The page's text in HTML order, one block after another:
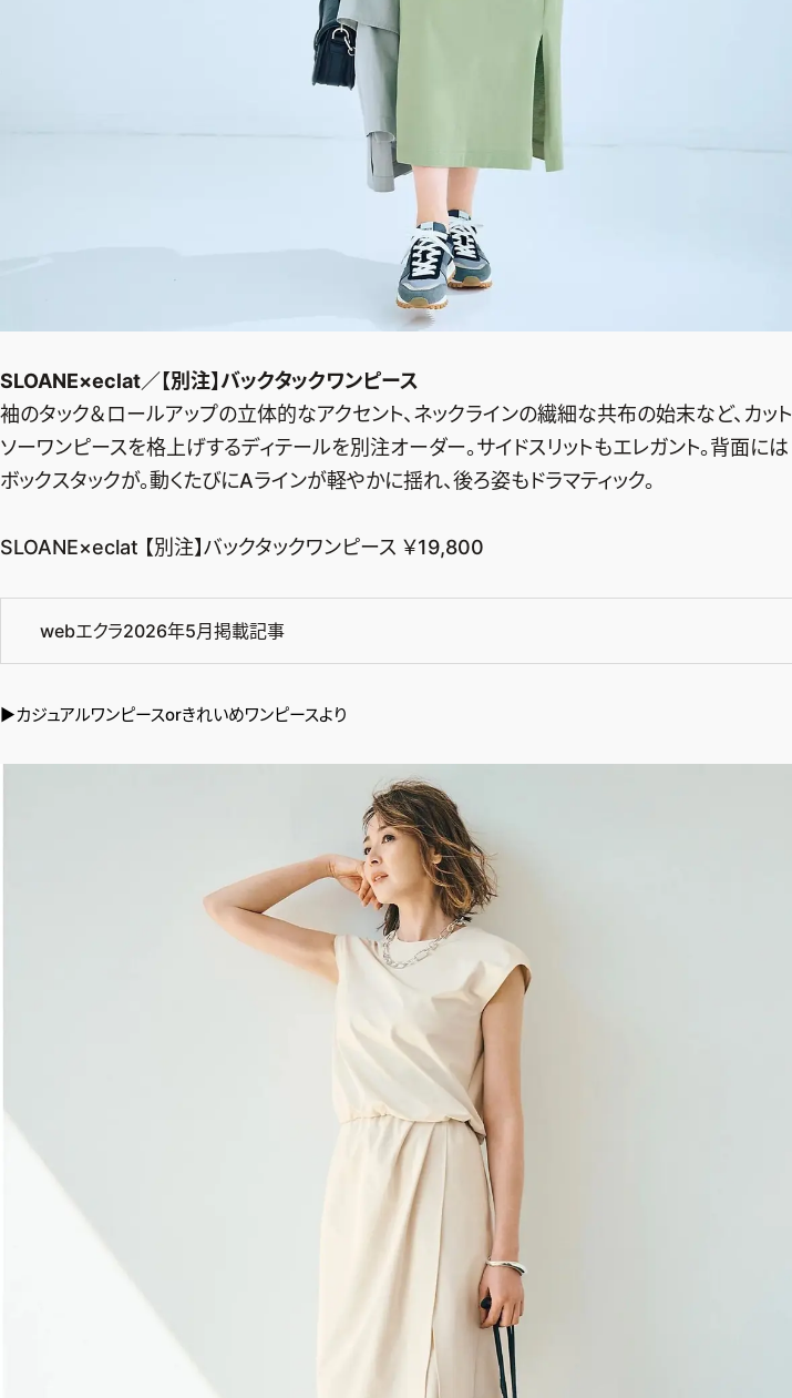
SLOANE×eclat／【別注】バックタックワンピース
袖のタック＆ロールアップの立体的なアクセント、ネックラインの繊細な共布の始末など、カット
ソーワンピースを格上げするディテールを別注オーダー。サイドスリットもエレガント。背面には
ボックスタックが。動くたびにAラインが軽やかに揺れ、後ろ姿もドラマティック。
SLOANE×eclat 【別注】バックタックワンピース ￥19,800
webエクラ2026年5月掲載記事
▶︎カジュアルワンピースorきれいめワンピースより